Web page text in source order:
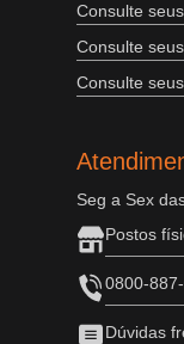
Consulte
Consulte
Consulte
Seg a Sex
Postos
0800-
Dúvidas